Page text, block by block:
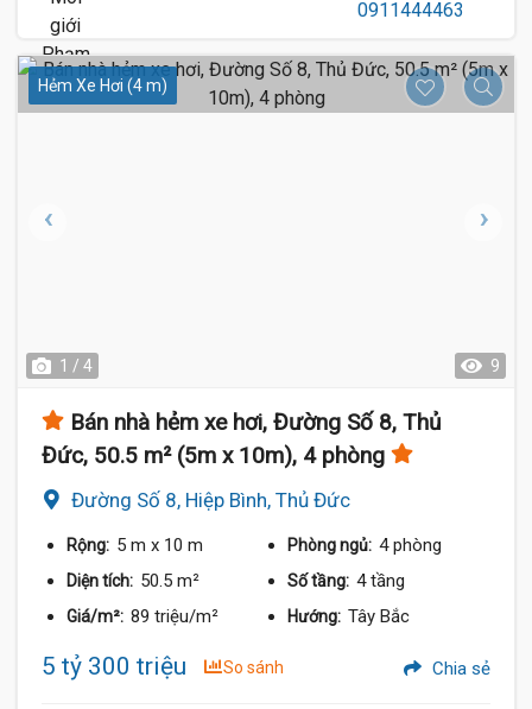
Hẻm Xe Hơi (4 m)
1 / 4 9
Bán nhà hẻm xe hơi, Đường Số 8, Thủ
Đức, 50.5 m² (5m x 10m), 4 phòng
Đường Số 8, Hiệp Bình, Thủ Đức
Rộng: 5 m x 10 m Phòng ngủ: 4 phòng
Diện tích: 50.5 m² Số tầng: 4 tầng
Giá/m²: 89 triệu/m² Hướng: Tây Bắc
5 tỷ 300 triệu So sánh Chia sẻ